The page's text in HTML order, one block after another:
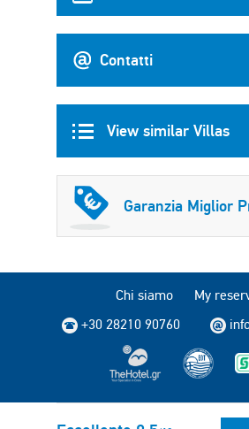
Contatti
View similar Villas
Garanzia Miglior
Chi siamo
My
+30 28210 90760